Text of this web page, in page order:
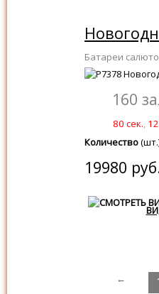
Батареи
160
80 сек.,
Количество
19980
←